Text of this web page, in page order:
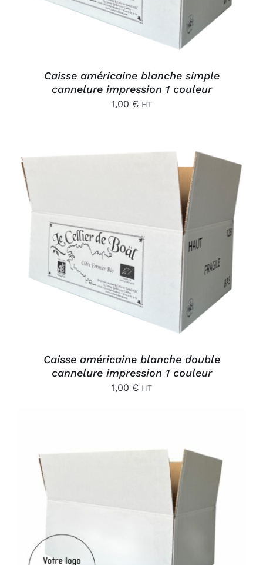
Caisse américaine blanche simple
cannelure impression 1 couleur
1,00 € HT
AJOUTER AU PANIER
DÉTAILS
Caisse américaine blanche double
cannelure impression 1 couleur
1,00 € HT